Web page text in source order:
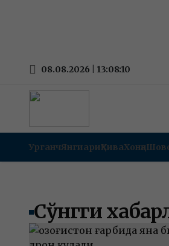
08.08.2026 | 13:08:10
УрганчЯнгиариқХиваХонқа
Сўнгги